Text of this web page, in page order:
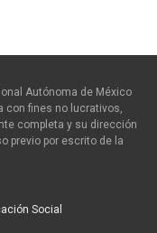
Autónoma de México
con fines no lucrativos,
completa y su dirección
previo por escrito de la
Social